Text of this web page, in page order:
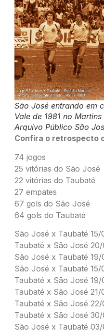
São José entrando em
Vale de 1981 no
Arquivo Público São
Confira o retrospecto
74 jogos
25 vitórias do São José
22 vitórias do Taubaté
27 empates
67 gols do São José
64 gols do Taubaté
São José x Taubaté
Taubaté x São José
São José x Taubaté
São José x Taubaté
Taubaté x São José
Taubaté x São José
Taubaté x São José 22/
Taubaté x São José
São José x Taubaté